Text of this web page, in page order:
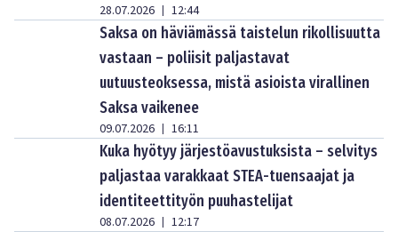
28.07.2026 | 12:44
Saksa on häviämässä taistelun rikollisuutta
vastaan – poliisit paljastavat
uutuusteoksessa, mistä asioista virallinen
Saksa vaikenee
09.07.2026 | 16:11
Kuka hyötyy järjestöavustuksista – selvitys
paljastaa varakkaat STEA-tuensaajat ja
identiteettityön puuhastelijat
08.07.2026 | 12:17